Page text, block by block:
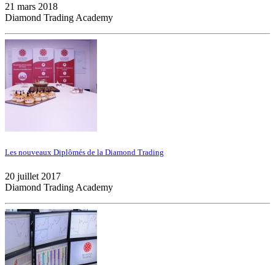
21 mars 2018
Diamond Trading Academy
Les nouveaux Diplômés de la Diamond Trading
20 juillet 2017
Diamond Trading Academy